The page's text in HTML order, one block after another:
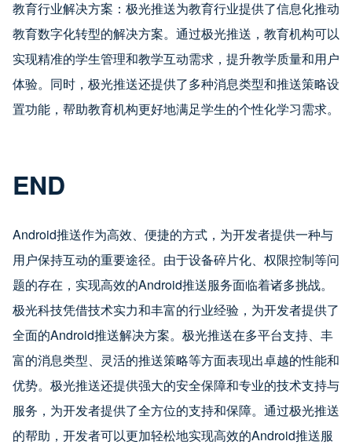
教育行业解决方案：极光推送为教育行业提供了信息化推动
教育数字化转型的解决方案。通过极光推送，教育机构可以
实现精准的学生管理和教学互动需求，提升教学质量和用户
体验。同时，极光推送还提供了多种消息类型和推送策略设
置功能，帮助教育机构更好地满足学生的个性化学习需求。
END
Android推送作为高效、便捷的方式，为开发者提供一种与
用户保持互动的重要途径。由于设备碎片化、权限控制等问
题的存在，实现高效的Android推送服务面临着诸多挑战。
极光科技凭借技术实力和丰富的行业经验，为开发者提供了
全面的Android推送解决方案。极光推送在多平台支持、丰
富的消息类型、灵活的推送策略等方面表现出卓越的性能和
优势。极光推送还提供强大的安全保障和专业的技术支持与
服务，为开发者提供了全方位的支持和保障。通过极光推送
的帮助，开发者可以更加轻松地实现高效的Android推送服